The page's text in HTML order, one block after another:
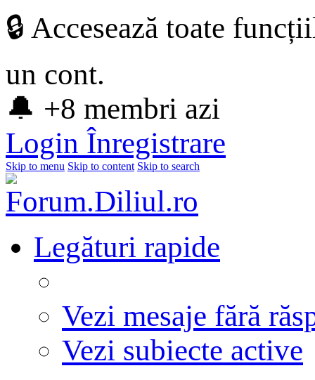
🔒 Accesează toate
un cont.
🔔 +8 membri azi
Login Înregistrare
Skip to menu Skip to content Skip to search
Legături rapide
Vezi mesaje fără
Vezi subiecte active